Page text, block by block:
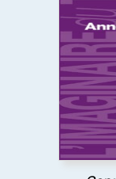
Théories
de la
essais ici
mots de
littérature
attenter